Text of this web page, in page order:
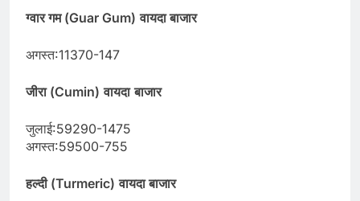
ग्वार गम (Guar Gum) वायदा बाजार
अगस्त:11370-147
जीरा (Cumin) वायदा बाजार
जुलाई:59290-1475
अगस्त:59500-755
हल्दी (Turmeric) वायदा बाजार